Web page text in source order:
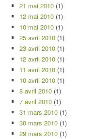
21 mai 2010 (1)
12 mai 2010 (1)
10 mai 2010 (1)
25 avril 2010 (1)
23 avril 2010 (1)
12 avril 2010 (1)
11 avril 2010 (1)
10 avril 2010 (1)
8 avril 2010 (1)
7 avril 2010 (1)
31 mars 2010 (1)
30 mars 2010 (1)
29 mars 2010 (1)